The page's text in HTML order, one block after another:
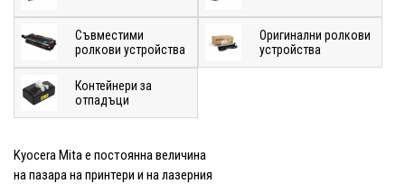
Съвместими
ролкови устройства
Оригинални ролкови
устройства
Контейнери за
отпадъци
Kyocera Mita е постоянна величина
на пазара на принтери и на лазерния